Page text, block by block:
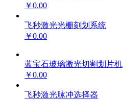
￥0.00
飞秒激光光栅刻划系统
￥0.00
蓝宝石玻璃激光切割划片机
￥0.00
飞秒激光脉冲选择器